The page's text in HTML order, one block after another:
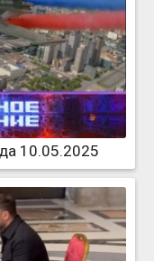
10.05.2025